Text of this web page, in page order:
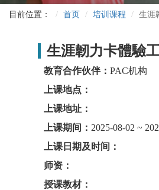
目前位置： 首页 培训课程 生涯
生涯韌力卡體驗
教育合作伙伴： PAC机构
上课地点：
上课地址：
上课期间： 2025-08-02 ~
上课日期及时间：
师资：
授课教材：